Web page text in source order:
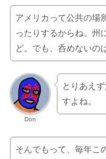
アメリカって公共の場
ったりするからね。州
ど。でも、呑めないの
Don
とりあえ
すよね。
そんでもって、毎年こ